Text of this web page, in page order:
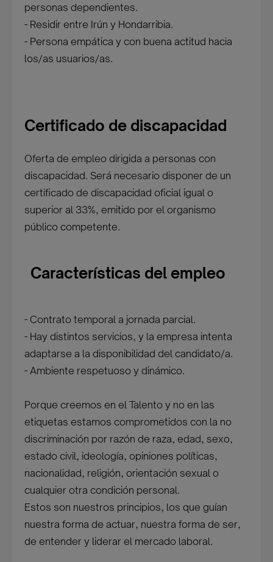
personas dependientes.
- Residir entre Irún y Hondarribia.
- Persona empática y con buena actitud hacia
los/as usuarios/as.
Certificado de discapacidad
Oferta de empleo dirigida a personas con
discapacidad. Será necesario disponer de un
certificado de discapacidad oficial igual o
superior al 33%, emitido por el organismo
público competente.
Características del empleo
- Contrato temporal a jornada parcial.
- Hay distintos servicios, y la empresa intenta
adaptarse a la disponibilidad del candidato/a.
- Ambiente respetuoso y dinámico.
Porque creemos en el Talento y no en las
etiquetas estamos comprometidos con la no
discriminación por razón de raza, edad, sexo,
estado civil, ideología, opiniones políticas,
nacionalidad, religión, orientación sexual o
cualquier otra condición personal.
Estos son nuestros principios, los que guían
nuestra forma de actuar, nuestra forma de ser,
de entender y liderar el mercado laboral.